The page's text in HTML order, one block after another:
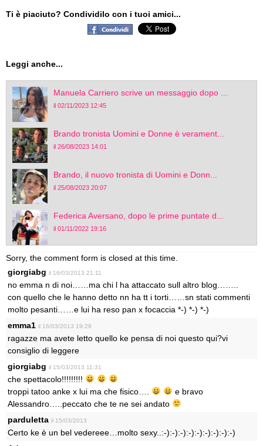
Ti è piaciuto? Condividilo con i tuoi amici...
Leggi anche...
Manuela Carriero scrive un messaggio dopo ...
il 02/11/2023 12:45
Brando tronista Uomini e Donne è verament...
il 26/08/2023 14:01
Brando, il nuovo tronista di Uomini e Donn...
il 25/08/2023 20:07
Federica Aversano, dopo le prime puntate d...
il 01/11/2022 19:16
Sorry, the comment form is closed at this time.
giorgiabg il 16/03/2013 21:11
no emma n di noi……ma chi l ha attaccato sull altro blog……..
con quello che le hanno detto nn ha tt i torti……sn stati commenti
molto pesanti……e lui ha reso pan x focaccia *-) *-) *-)
emma1 il 16/03/2013 19:29
ragazze ma avete letto quello ke pensa di noi questo qui?vi
consiglio di leggere
giorgiabg il 15/03/2013 11:31
che spettacolo!!!!!!!!!
troppi tatoo anke x lui ma che fisico….
e bravo
Alessandro…..peccato che te ne sei andato
parduletta il 15/03/2013
Certo ke è un bel vedereee…molto sexy..:-):-):-):-):-):-):-):-):-)